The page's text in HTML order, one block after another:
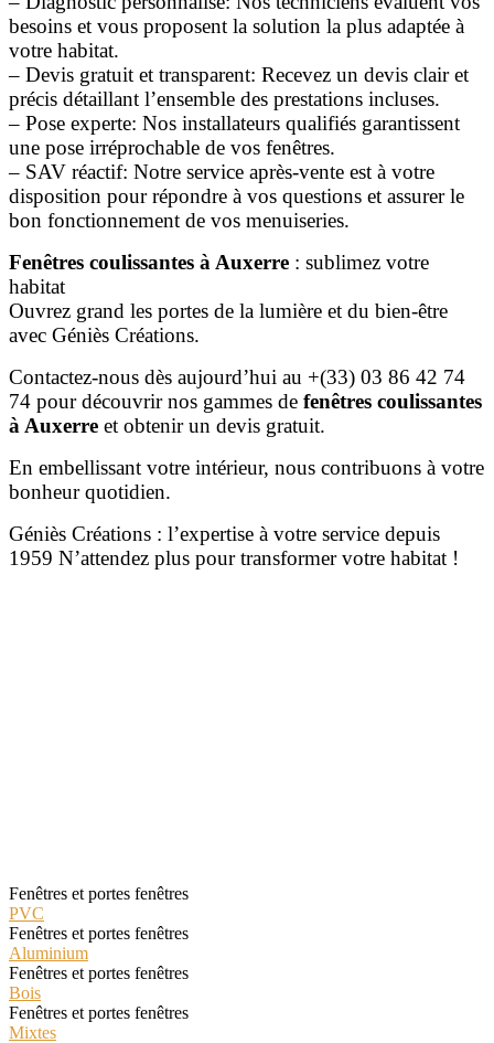
besoins et vous proposent la solution la plus adaptée à
votre habitat.
– Devis gratuit et transparent: Recevez un devis clair et
précis détaillant l’ensemble des prestations incluses.
– Pose experte: Nos installateurs qualifiés garantissent
une pose irréprochable de vos fenêtres.
– SAV réactif: Notre service après-vente est à votre
disposition pour répondre à vos questions et assurer le
bon fonctionnement de vos menuiseries.
Fenêtres coulissantes à Auxerre : sublimez votre
habitat
Ouvrez grand les portes de la lumière et du bien-être
avec Géniès Créations.
Contactez-nous dès aujourd’hui au +(33) 03 86 42 74
74 pour découvrir nos gammes de fenêtres coulissantes
à Auxerre et obtenir un devis gratuit.
En embellissant votre intérieur, nous contribuons à votre
bonheur quotidien.
Géniès Créations : l’expertise à votre service depuis
1959 N’attendez plus pour transformer votre habitat !
Fenêtres et portes fenêtres
PVC
Fenêtres et portes fenêtres
Aluminium
Fenêtres et portes fenêtres
Bois
Fenêtres et portes fenêtres
Mixtes